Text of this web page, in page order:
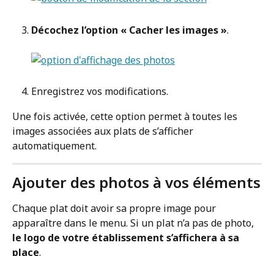
Décochez l’option « Cacher les images ».
Enregistrez vos modifications.
Une fois activée, cette option permet à toutes les
images associées aux plats de s’afficher
automatiquement.
Ajouter des photos à vos éléments
Chaque plat doit avoir sa propre image pour
apparaître dans le menu. Si un plat n’a pas de photo,
le logo de votre établissement s’affichera à sa
place.